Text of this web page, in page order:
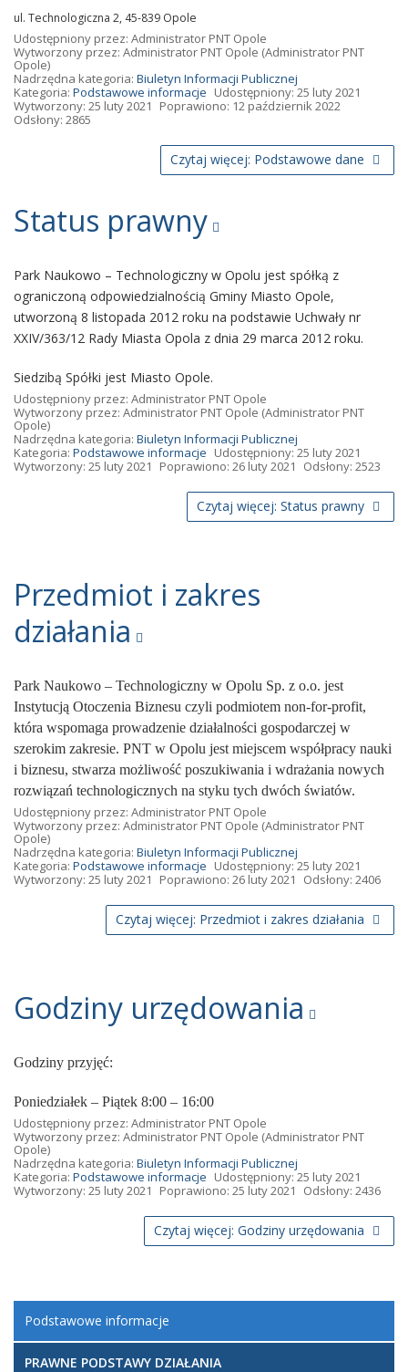
ul. Technologiczna 2, 45-839 Opole
Udostępniony przez: Administrator PNT Opole
Wytworzony przez: Administrator PNT Opole (Administrator PNT
Opole)
Nadrzędna kategoria: Biuletyn Informacji Publicznej
Kategoria: Podstawowe informacje Udostępniony: 25 luty 2021
Wytworzony: 25 luty 2021
Poprawiono: 12 październik 2022
Odsłony: 2865
Czytaj więcej: Podstawowe dane
Status prawny
Park Naukowo – Technologiczny w Opolu jest spółką z
ograniczoną odpowiedzialnością Gminy Miasto Opole,
utworzoną 8 listopada 2012 roku na podstawie Uchwały nr
XXIV/363/12 Rady Miasta Opola z dnia 29 marca 2012 roku.
Siedzibą Spółki jest Miasto Opole.
Udostępniony przez: Administrator PNT Opole
Wytworzony przez: Administrator PNT Opole (Administrator PNT
Opole)
Nadrzędna kategoria: Biuletyn Informacji Publicznej
Kategoria: Podstawowe informacje Udostępniony: 25 luty 2021
Wytworzony: 25 luty 2021
Poprawiono: 26 luty 2021 Odsłony: 2523
Czytaj więcej: Status prawny
Przedmiot i zakres
działania
Park Naukowo – Technologiczny w Opolu Sp. z o.o. jest
Instytucją Otoczenia Biznesu czyli podmiotem non-for-profit,
która wspomaga prowadzenie działalności gospodarczej w
szerokim zakresie. PNT w Opolu jest miejscem współpracy nauki
i biznesu, stwarza możliwość poszukiwania i wdrażania nowych
rozwiązań technologicznych na styku tych dwóch światów.
Udostępniony przez: Administrator PNT Opole
Wytworzony przez: Administrator PNT Opole (Administrator PNT
Opole)
Nadrzędna kategoria: Biuletyn Informacji Publicznej
Kategoria: Podstawowe informacje Udostępniony: 25 luty 2021
Wytworzony: 25 luty 2021
Poprawiono: 26 luty 2021 Odsłony: 2406
Czytaj więcej: Przedmiot i zakres działania
Godziny urzędowania
Godziny przyjęć:
Poniedziałek – Piątek 8:00 – 16:00
Udostępniony przez: Administrator PNT Opole
Wytworzony przez: Administrator PNT Opole (Administrator PNT
Opole)
Nadrzędna kategoria: Biuletyn Informacji Publicznej
Kategoria: Podstawowe informacje Udostępniony: 25 luty 2021
Wytworzony: 25 luty 2021
Poprawiono: 25 luty 2021 Odsłony: 2436
Czytaj więcej: Godziny urzędowania
Podstawowe informacje
PRAWNE PODSTAWY DZIAŁANIA